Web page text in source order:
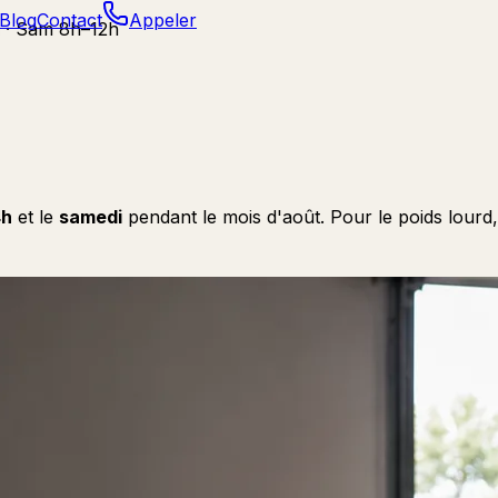
Sam 8h–12h
BlogContact Appeler
et le samedi pendant le mois d'août. Pour le poids